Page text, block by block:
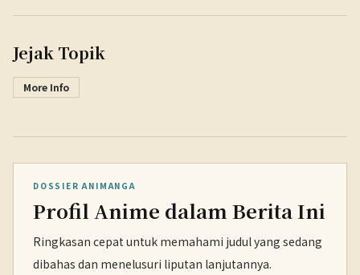
Jejak Topik
More Info
DOSSIER ANIMANGA
Profil Anime dalam Berita Ini
Ringkasan cepat untuk memahami judul yang sedang
dibahas dan menelusuri liputan lanjutannya.